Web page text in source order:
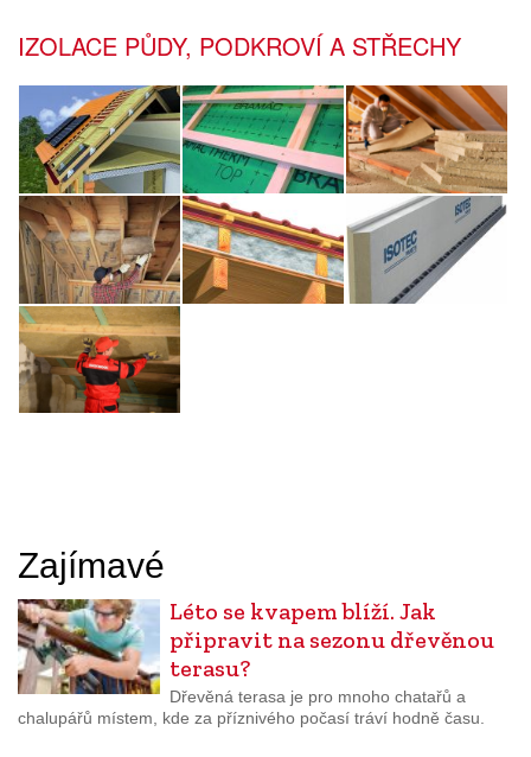
IZOLACE PŮDY, PODKROVÍ A STŘECHY
Zajímavé
Léto se kvapem blíží. Jak
připravit na sezonu dřevěnou
terasu?
Dřevěná terasa je pro mnoho chatařů a
chalupářů místem, kde za příznivého počasí tráví hodně času.